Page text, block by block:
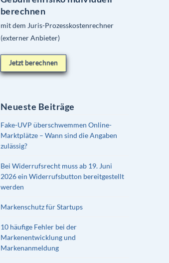
berechnen
mit dem Juris-Prozesskostenrechner
(externer Anbieter)
Jetzt berechnen
Neueste Beiträge
Fake-UVP überschwemmen Online-
Marktplätze – Wann sind die Angaben
zulässig?
Bei Widerrufsrecht muss ab 19. Juni
2026 ein Widerrufsbutton bereitgestellt
werden
Markenschutz für Startups
10 häufige Fehler bei der
Markenentwicklung und
Markenanmeldung